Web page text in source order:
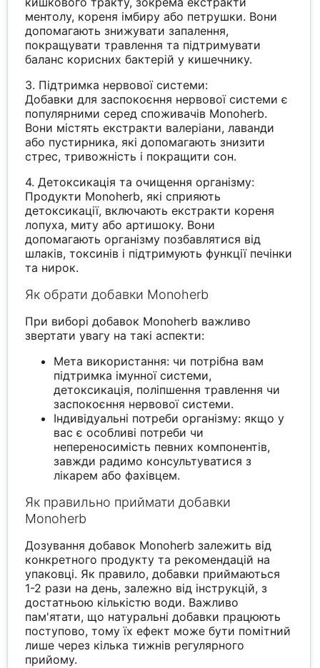
ментолу, кореня імбиру або петрушки. Вони
допомагають знижувати запалення,
покращувати травлення та підтримувати
баланс корисних бактерій у кишечнику.
3. Підтримка нервової системи:
Добавки для заспокоєння нервової системи є
популярними серед споживачів Monoherb.
Вони містять екстракти валеріани, лаванди
або пустирника, які допомагають знизити
стрес, тривожність і покращити сон.
4. Детоксикація та очищення організму:
Продукти Monoherb, які сприяють
детоксикації, включають екстракти кореня
лопуха, миту або артишоку. Вони
допомагають організму позбавлятися від
шлаків, токсинів і підтримують функції печінки
та нирок.
Як обрати добавки Monoherb
При виборі добавок Monoherb важливо
звертати увагу на такі аспекти:
Мета використання: чи потрібна вам
підтримка імунної системи,
детоксикація, поліпшення травлення чи
заспокоєння нервової системи.
Індивідуальні потреби організму: якщо у
вас є особливі потреби чи
непереносимість певних компонентів,
завжди радимо консультуватися з
лікарем або фахівцем.
Як правильно приймати добавки
Monoherb
Дозування добавок Monoherb залежить від
конкретного продукту та рекомендацій на
упаковці. Як правило, добавки приймаються
1-2 рази на день, залежно від інструкцій, з
достатньою кількістю води. Важливо
пам'ятати, що натуральні добавки працюють
поступово, тому їх ефект може бути помітний
лише через кілька тижнів регулярного
прийому.